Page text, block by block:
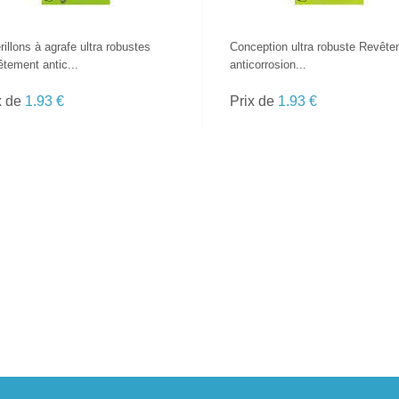
à agrafe ultra robustes
antic...
de 1.93 €
Conception ultra robuste
anticorrosion...
Prix de 1.93 €